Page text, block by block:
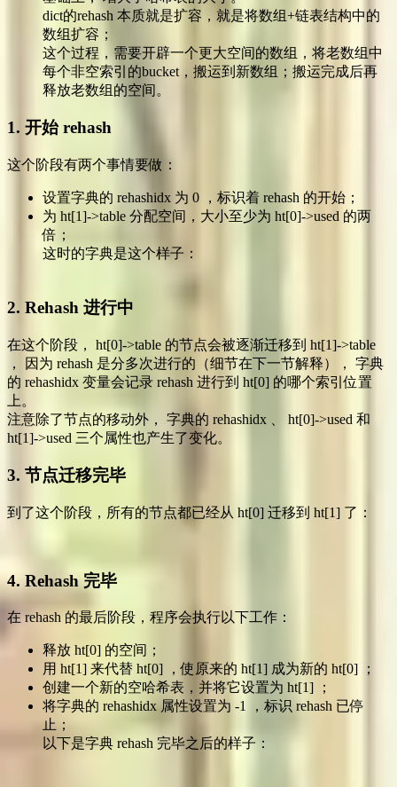
dict的rehash 本质就是扩容，就是将数组+链表结构中的
数组扩容；
这个过程，需要开辟一个更大空间的数组，将老数组中
每个非空索引的bucket，搬运到新数组；搬运完成后再
释放老数组的空间。
1. 开始 rehash
这个阶段有两个事情要做：
设置字典的 rehashidx 为 0 ，标识着 rehash 的开始；
为 ht[1]->table 分配空间，大小至少为 ht[0]->used 的两
倍；
这时的字典是这个样子：
2. Rehash 进行中
在这个阶段， ht[0]->table 的节点会被逐渐迁移到 ht[1]->table
， 因为 rehash 是分多次进行的（细节在下一节解释）， 字典
的 rehashidx 变量会记录 rehash 进行到 ht[0] 的哪个索引位置
上。
注意除了节点的移动外， 字典的 rehashidx 、 ht[0]->used 和
ht[1]->used 三个属性也产生了变化。
3. 节点迁移完毕
到了这个阶段，所有的节点都已经从 ht[0] 迁移到 ht[1] 了：
4. Rehash 完毕
在 rehash 的最后阶段，程序会执行以下工作：
释放 ht[0] 的空间；
用 ht[1] 来代替 ht[0] ，使原来的 ht[1] 成为新的 ht[0] ；
创建一个新的空哈希表，并将它设置为 ht[1] ；
将字典的 rehashidx 属性设置为 -1 ，标识 rehash 已停
止；
以下是字典 rehash 完毕之后的样子：